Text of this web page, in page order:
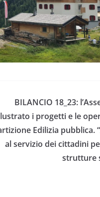
BILANCIO 18_23:
i progetti e le
Edilizia pubblica.
al servizio dei cittadini
strutture